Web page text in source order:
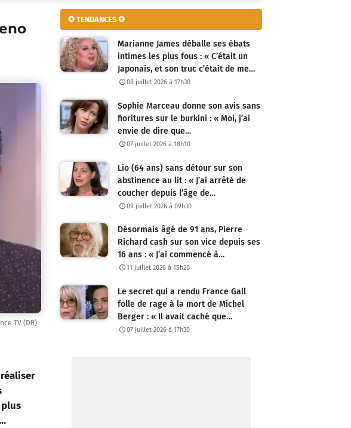
TV (DR)
plus
✪ TENDANCES ✪
Marianne James déballe ses ébats
intimes les plus fous : « C’était un
Japonais, et son truc c’était de me…
08 juillet 2026 à 17h30
Sophie Marceau donne son avis sans
fioritures sur le burkini : « Moi, j’ai
envie de dire que…
07 juillet 2026 à 18h10
Lio (64 ans) sans détour sur son
abstinence au lit : « J’ai arrêté de
coucher depuis l’âge de…
09 juillet 2026 à 09h30
Désormais âgé de 91 ans, Pierre
Richard cash sur son vice depuis ses
16 ans : « J’ai commencé à…
11 juillet 2026 à 15h20
Le secret qui a rendu France Gall
folle de rage à la mort de Michel
Berger : « Il avait caché que…
07 juillet 2026 à 17h30